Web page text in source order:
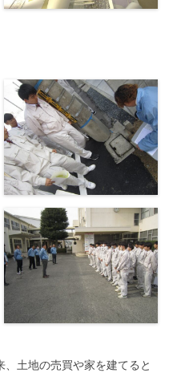
土地の売買や家を建てると